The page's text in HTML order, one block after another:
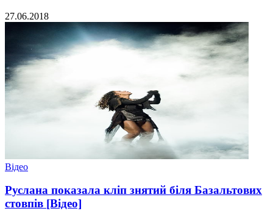
27.06.2018
Відео
Руслана показала кліп знятий біля Базальтових
стовпів [Відео]